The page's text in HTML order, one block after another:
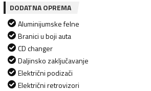
DODATNA OPREMA
Aluminijumske felne
Branici u boji auta
CD changer
Daljinsko zaključavanje
Električni podizači
Električni retrovizori